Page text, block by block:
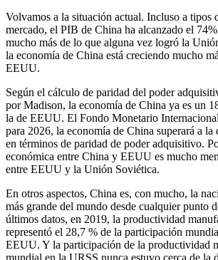
Volvamos a la situación actual. Incluso a tipos
mercado, el PIB de China ha alcanzado el
mucho más de lo que alguna vez logró la
la economía de China está creciendo mucho
EEUU.
Según el cálculo de paridad del poder
por Madison, la economía de China ya es un
la de EEUU. El Fondo Monetario
para 2026, la economía de China superará a
en términos de paridad de poder adquisitivo.
económica entre China y EEUU es mucho
entre EEUU y la Unión Soviética.
En otros aspectos, China es, con mucho, la
más grande del mundo desde cualquier punto
últimos datos, en 2019, la productividad
representó el 28,7 % de la participación
EEUU. Y la participación de la productividad